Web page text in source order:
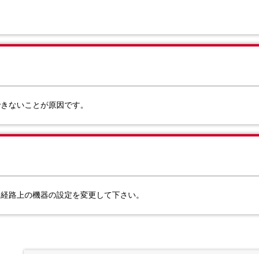
ないことが原因です。
路上の機器の設定を変更して下さい。